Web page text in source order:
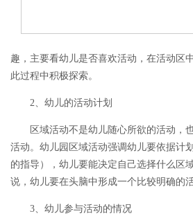
趣，主要看幼儿是否喜欢活动，在活动区
此过程中积极探索。
2、幼儿的活动计划
区域活动不是幼儿随心所欲的活动，
活动。幼儿园区域活动强调幼儿要依据计
的指导），幼儿要能决定自己选择什么区
说，幼儿要在头脑中形成一个比较明确的
3、幼儿参与活动的情况